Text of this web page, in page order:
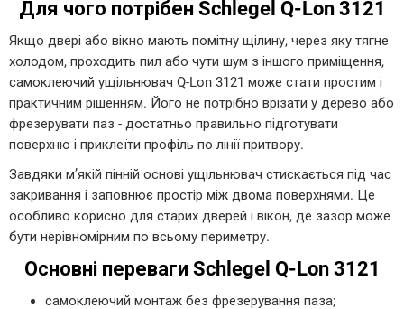
Для чого потрібен Schlegel Q-Lon 3121
Якщо двері або вікно мають помітну щілину, через яку тягне
холодом, проходить пил або чути шум з іншого приміщення,
самоклеючий ущільнювач Q-Lon 3121 може стати простим і
практичним рішенням. Його не потрібно врізати у дерево або
фрезерувати паз - достатньо правильно підготувати
поверхню і приклеїти профіль по лінії притвору.
Завдяки м’якій пінній основі ущільнювач стискається під час
закривання і заповнює простір між двома поверхнями. Це
особливо корисно для старих дверей і вікон, де зазор може
бути нерівномірним по всьому периметру.
Основні переваги Schlegel Q-Lon 3121
самоклеючий монтаж без фрезерування паза;